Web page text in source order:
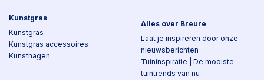
Kunstgras
Kunstgras
Kunstgras accessoires
Kunsthagen
Alles over Breure
Laat je inspireren door onze
nieuwsberichten
Tuininspiratie | De mooiste
tuintrends van nu